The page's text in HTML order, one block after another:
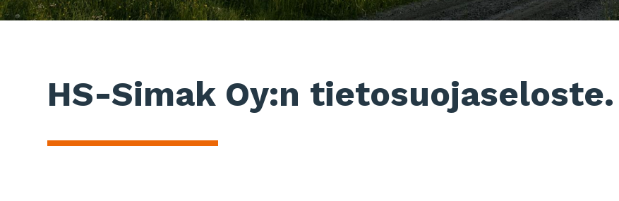
HS-Simak Oy:n tietosuojaseloste.